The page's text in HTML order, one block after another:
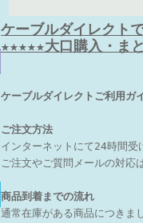
ケーブルダイレクトで
★★★★★大口購入・ま
ケーブルダイレクトご利用ガ
ご注文方法
インターネットにて24時間受
ご注文やご質問メールの対応
商品到着までの流れ
通常在庫がある商品につきま